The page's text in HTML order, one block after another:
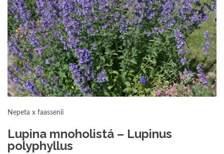
Nepeta x faassenii
Lupina mnoholistá – Lupinus
polyphyllus